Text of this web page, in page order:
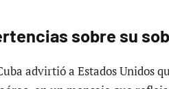
sobre su
advirtió a Estados Unidos